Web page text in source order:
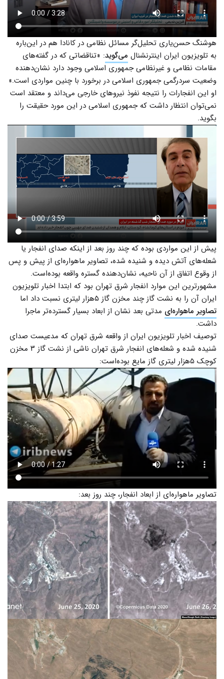
هوشنگ حسن‌یاری تحلیل‌گر مسائل نظامی در کانادا هم در این‌باره
به تلویزیون ایران اینترنشنال می‌گوید: «تناقضاتی که در گفته‌های
مقامات نظامی و غیرنظامی جمهوری اسلامی وجود دارد نشان‌دهنده
وضعیت سردرگمی جمهوری اسلامی در برخورد با چنین مواردی است.»
او این انفجارات را نتیجه نفوذ نیروهای خارجی می‌داند و معتقد است
نمی‌توان انتظار داشت که جمهوری اسلامی در این مورد حقیقت را
بگوید.
پیش از این مواردی بوده که چند روز بعد از اینکه صدای انفجار یا
شعله‌های آتش دیده و شنیده شده، تصاویر ماهواره‌ای از پیش و پس
از وقوع اتفاق از آن ناحیه، نشان‌دهنده گستره واقعه بوده‌است.
مشهورترین این موارد انفجار شرق تهران بود که ابتدا اخبار تلویزیون
ایران آن را به نشت گاز چند مخزن گاز ۵هزار لیتری نسبت داد اما
تصاویر ماهواره‌ای مدتی بعد نشان از ابعاد بسیار گسترده‌تر ماجرا
داشت.
توصیف اخبار تلویزیون ایران از واقعه شرق تهران که مدعیست صدای
شنیده شده و شعله‌های انفجار شرق تهران ناشی از نشت گاز ۳ مخزن
کوچک ۵هزار لیتری گاز مایع بوده‌است:
تصاویر ماهواره‌ای از ابعاد انفجار، چند روز بعد: